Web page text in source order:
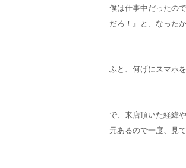
僕は仕事中だったの
だろ！』と、なった
ふと、何げにスマホ
で、来店頂いた経緯
元あるので一度、見